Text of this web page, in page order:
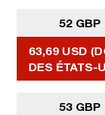
52 GBP
63,69 USD
DES ÉTATS-
53 GBP